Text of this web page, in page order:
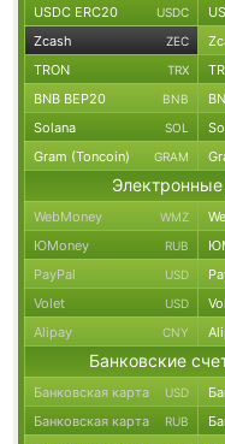
USDC ERC20 USDC
Zcash ZEC
TRON TRX
BNB BEP20 BNB
Solana SOL
Gram (Toncoin) GRAM
Электронные
WebMoney WMZ
ЮMoney RUB
PayPal USD
Volet USD
Alipay CNY
Банковские
Банковская карта USD
Банковская карта RUB